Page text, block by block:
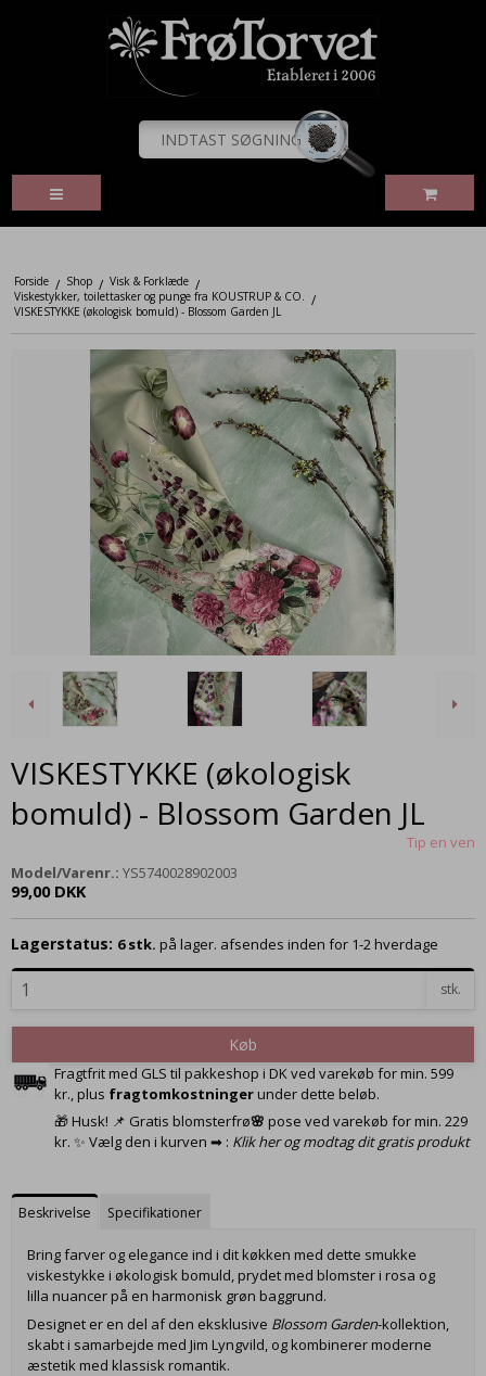
Forside / Shop / Visk & Forklæde /
Viskestykker, toilettasker og punge fra KOUSTRUP & CO. /
VISKESTYKKE (økologisk bomuld) - Blossom Garden JL
VISKESTYKKE (økologisk
bomuld) - Blossom Garden JL
Tip en ven
Model/Varenr.: YS5740028902003
99,00 DKK
Lagerstatus: 6 stk. på lager. afsendes inden for 1-2 hverdage
stk.
Køb
Fragtfrit med GLS til pakkeshop i DK ved varekøb for min. 599
kr., plus fragtomkostningerunder dette beløb.
🎁 Husk! 📌 Gratis blomsterfrø🌸 pose ved varekøb for min. 229
kr. ✨ Vælg den i kurven ➡ : Klik her og modtag dit gratis produkt
Beskrivelse Specifikationer
Bring farver og elegance ind i dit køkken med dette smukke
viskestykke i økologisk bomuld, prydet med blomster i rosa og
lilla nuancer på en harmonisk grøn baggrund.
Designet er en del af den eksklusive Blossom Garden-kollektion,
skabt i samarbejde med Jim Lyngvild, og kombinerer moderne
æstetik med klassisk romantik.